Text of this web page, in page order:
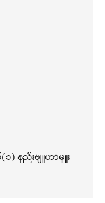
) နည်းဗျူဟာမှူး